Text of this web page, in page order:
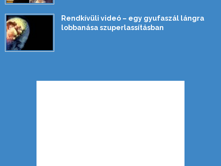
Rendkívüli videó – egy gyufaszál lángra
lobbanása szuperlassításban